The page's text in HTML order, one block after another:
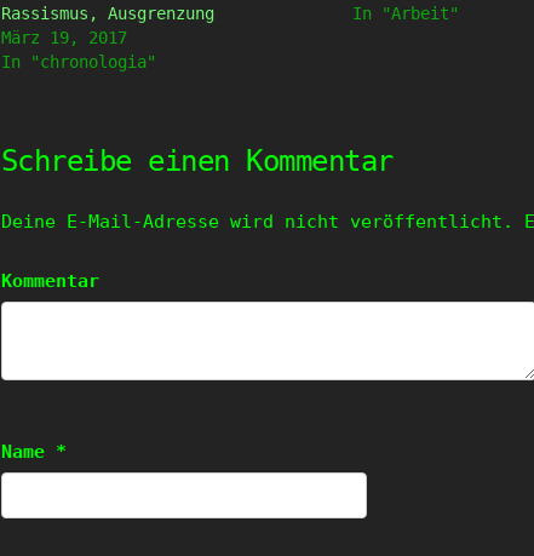
Rassismus, Ausgrenzung
März 19, 2017
In "chronologia"
In "Arbeit"
Schreibe einen Kommentar
Deine E-Mail-Adresse wird nicht veröffentlicht.
Kommentar
Name *